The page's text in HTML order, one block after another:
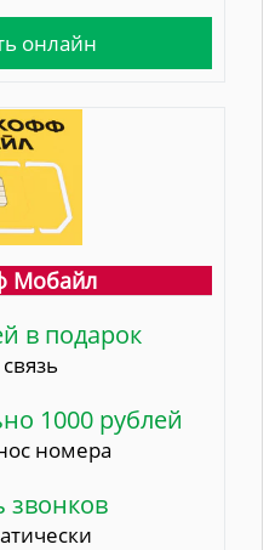
онлайн
Мобайл
в подарок
1000 рублей
номера
звонков